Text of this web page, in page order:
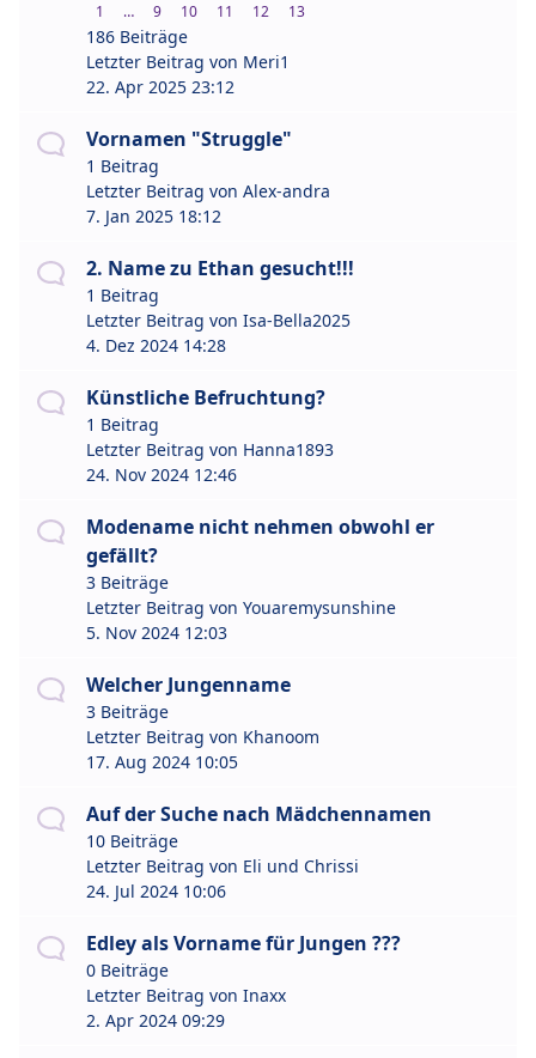
1 … 9 10 11 12 13
186 Beiträge
Letzter Beitrag von Meri1
22. Apr 2025 23:12
Vornamen "Struggle"
1 Beitrag
Letzter Beitrag von Alex-andra
7. Jan 2025 18:12
2. Name zu Ethan gesucht!!!
1 Beitrag
Letzter Beitrag von Isa-Bella2025
4. Dez 2024 14:28
Künstliche Befruchtung?
1 Beitrag
Letzter Beitrag von Hanna1893
24. Nov 2024 12:46
Modename nicht nehmen obwohl er
gefällt?
3 Beiträge
Letzter Beitrag von Youaremysunshine
5. Nov 2024 12:03
Welcher Jungenname
3 Beiträge
Letzter Beitrag von Khanoom
17. Aug 2024 10:05
Auf der Suche nach Mädchennamen
10 Beiträge
Letzter Beitrag von Eli und Chrissi
24. Jul 2024 10:06
Edley als Vorname für Jungen ???
0 Beiträge
Letzter Beitrag von Inaxx
2. Apr 2024 09:29